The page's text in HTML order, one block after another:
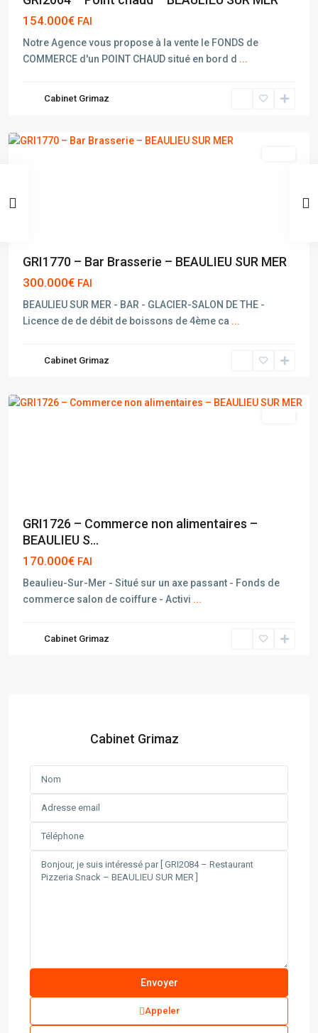
154.000€ FAI
Notre Agence vous propose à la vente le FONDS de
COMMERCE d'un POINT CHAUD situé en bord d ...
Cabinet Grimaz
GRI1770 – Bar Brasserie – BEAULIEU SUR MER
300.000€ FAI
BEAULIEU SUR MER - BAR - GLACIER-SALON DE THE -
Licence de de débit de boissons de 4ème ca ...
Cabinet Grimaz
GRI1726 – Commerce non alimentaires –
BEAULIEU S...
170.000€ FAI
Beaulieu-Sur-Mer - Situé sur un axe passant - Fonds de
commerce salon de coiffure - Activi ...
Cabinet Grimaz
Cabinet Grimaz
Appeler